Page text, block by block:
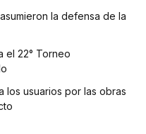
la defensa de la
el 22° Torneo
los usuarios por las obras